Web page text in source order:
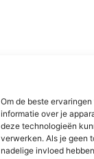
Om de beste
informatie over je
deze technologieën
verwerken. Als je geen
nadelige invloed